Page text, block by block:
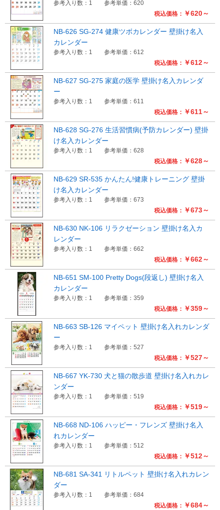
税込価格： ￥620～
参考入り数：1 参考単価：620
税込価格： ￥612～
NB-626 SG-274 健康ツボカレンダー 壁掛け名入
カレンダー
参考入り数：1 参考単価：612
税込価格： ￥611～
NB-627 SG-275 家庭の医学 壁掛け名入カレンダ
ー
参考入り数：1 参考単価：611
税込価格： ￥628～
NB-628 SG-276 生活習慣病(予防カレンダー) 壁掛
け名入カレンダー
参考入り数：1 参考単価：628
税込価格： ￥673～
NB-629 SR-535 かんたん!健康トレーニング 壁掛
け名入カレンダー
参考入り数：1 参考単価：673
税込価格： ￥662～
NB-630 NK-106 リラクゼーション 壁掛け名入カ
レンダー
参考入り数：1 参考単価：662
税込価格： ￥359～
NB-651 SM-100 Pretty Dogs(段返し) 壁掛け名入
カレンダー
参考入り数：1 参考単価：359
税込価格： ￥527～
NB-663 SB-126 マイペット 壁掛け名入れカレンダ
ー
参考入り数：1 参考単価：527
税込価格： ￥519～
NB-667 YK-730 犬と猫の散歩道 壁掛け名入れカレ
ンダー
参考入り数：1 参考単価：519
税込価格： ￥512～
NB-668 ND-106 ハッピー・フレンズ 壁掛け名入
れカレンダー
参考入り数：1 参考単価：512
税込価格： ￥684～
NB-681 SA-341 リトルペット 壁掛け名入れカレン
ダー
参考入り数：1 参考単価：684